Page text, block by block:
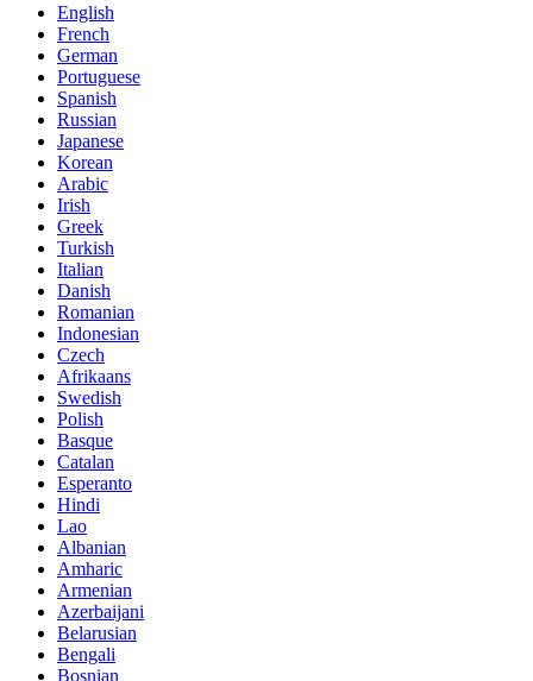
English
French
German
Portuguese
Spanish
Russian
Japanese
Korean
Arabic
Irish
Greek
Turkish
Italian
Danish
Romanian
Indonesian
Czech
Afrikaans
Swedish
Polish
Basque
Catalan
Esperanto
Hindi
Lao
Albanian
Amharic
Armenian
Azerbaijani
Belarusian
Bengali
Bosnian